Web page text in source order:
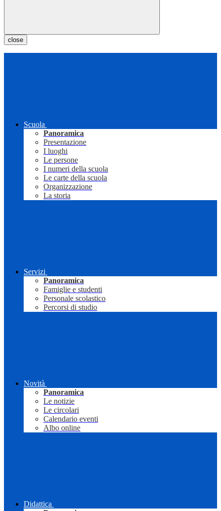
close
Scuola
Panoramica
Presentazione
I luoghi
Le persone
I numeri della scuola
Le carte della scuola
Organizzazione
La storia
Servizi
Panoramica
Famiglie e studenti
Personale scolastico
Percorsi di studio
Novità
Panoramica
Le notizie
Le circolari
Calendario eventi
Albo online
Didattica